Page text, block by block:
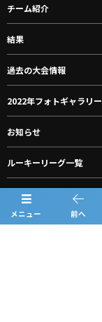
メニュー 前へ
チーム紹介
結果
過去の大会情報
2022年フォトギャラリー
お知らせ
ルーキーリーグ一覧
スポンサー一覧
問合せ